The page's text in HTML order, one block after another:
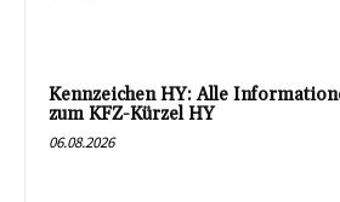
Kennzeichen HY: Alle
zum KFZ-Kürzel HY
06.08.2026